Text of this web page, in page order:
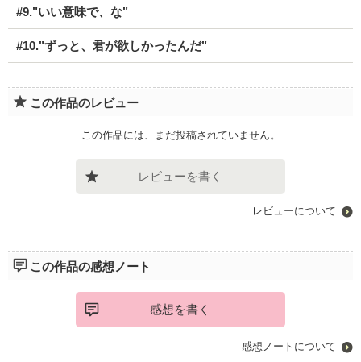
#9."いい意味で、な"
#10."ずっと、君が欲しかったんだ"
この作品のレビュー
この作品には、まだ投稿されていません。
レビューを書く
レビューについて
この作品の感想ノート
感想を書く
感想ノートについて